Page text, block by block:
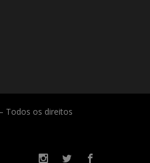
Todos os direitos